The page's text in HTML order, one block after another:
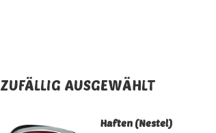
ZUFÄLLIG AUSGEWÄHLT
Haften (Nestel)